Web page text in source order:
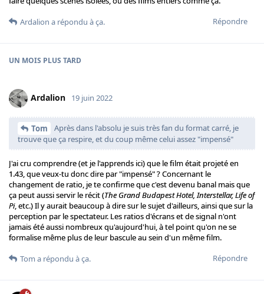
Répondre
Ardalion a répondu à ça.
UN MOIS PLUS TARD
Ardalion 19 juin 2022
Tom
Après dans l'absolu je suis très fan du format carré, je
trouve que ça respire, et du coup même celui assez "impensé"
J'ai cru comprendre (et je l'apprends ici) que le film était projeté en
1.43, que veux-tu donc dire par "impensé" ? Concernant le
changement de ratio, je te confirme que c'est devenu banal mais que
ça peut aussi servir le récit (The Grand Budapest Hotel, Interstellar, Life of
Pi, etc.) Il y aurait beaucoup à dire sur le sujet d'ailleurs, ainsi que sur la
perception par le spectateur. Les ratios d'écrans et de signal n'ont
jamais été aussi nombreux qu'aujourd'hui, à tel point qu'on ne se
formalise même plus de leur bascule au sein d'un même film.
Répondre
Tom a répondu à ça.